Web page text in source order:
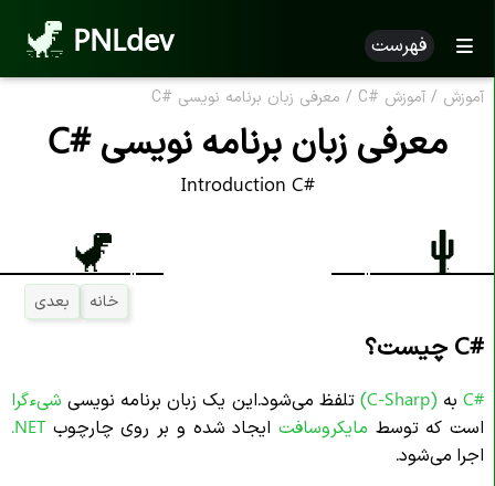
PNLdev فهرست
آموزش / آموزش C#
/ معرفی زبان برنامه نویسی C#
معرفی زبان برنامه نویسیC#
Introduction C#
خانه بعدی
C# چیست؟
#C به(C-Sharp) تلفظ می‌شود.این یک زبان برنامه نویسی شیءگرا
است که توسط مایکروسافت ایجاد شده و بر روی چارچوب NET.
اجرا می‌شود.